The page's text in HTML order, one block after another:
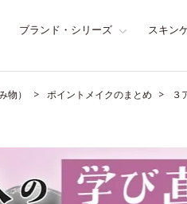
ブランド・シリーズ スキン
物） ポイントメイクのまとめ ３